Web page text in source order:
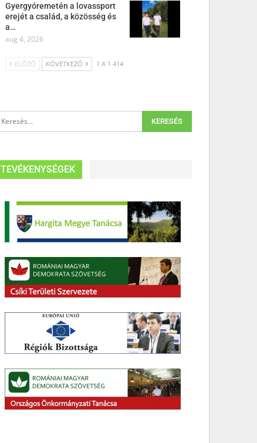
Gyergyóremetén a lovassport
erejét a család, a közösség és
a…
aug 4, 2026
ELŐZŐ KÖVETKEZŐ 1 A 1 414
TEVÉKENYSÉGEK